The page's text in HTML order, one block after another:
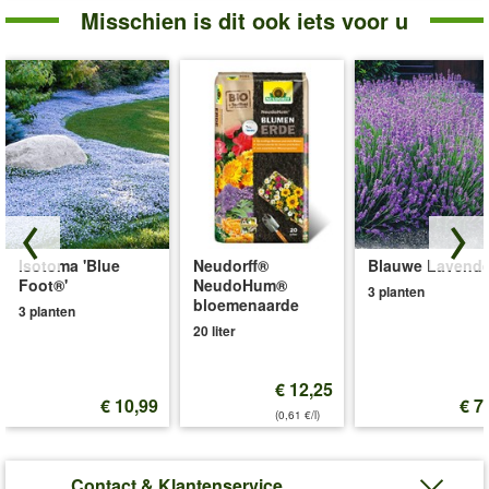
Misschien is dit ook iets voor u
Isotoma 'Blue
Foot®'
3 planten
€ 10,99
Neudorff®
NeudoHum®
bloemenaarde
20 liter
€ 12,25
(0,61 €/l)
Blauwe
3 planten
€